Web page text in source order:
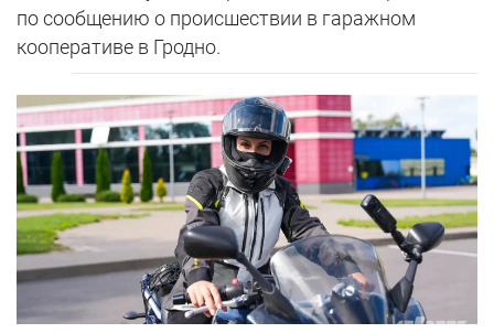
по сообщению о происшествии в гаражном
кооперативе в Гродно.